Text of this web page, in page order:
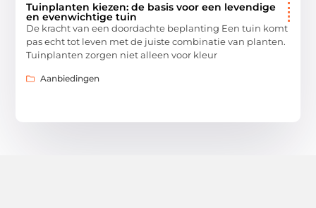
Tuinplanten kiezen: de basis voor een levendige
en evenwichtige tuin
De kracht van een doordachte beplanting Een tuin komt
pas echt tot leven met de juiste combinatie van planten.
Tuinplanten zorgen niet alleen voor kleur
Aanbiedingen